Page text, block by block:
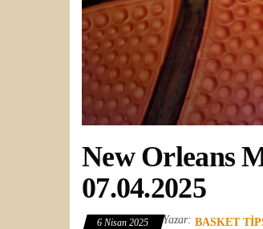
New Orleans
07.04.2025
6 Nisan 2025 Yazar: BASKET